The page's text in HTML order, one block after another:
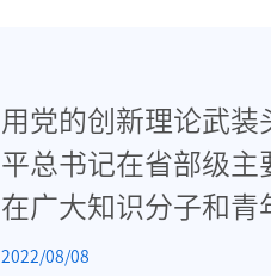
用党的创新理论武
平总书记在省部级主
在广大知识分子和青
2022/08/08